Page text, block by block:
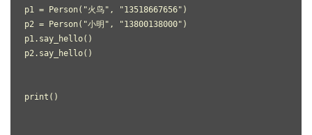
p1 = Person("火鸟", "13518667656")
p2 = Person("小明", "13800138000")
p1.say_hello()
p2.say_hello()
print()